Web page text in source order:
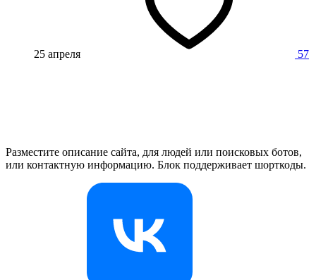
25 апреля 57
Разместите описание сайта, для людей или поисковых ботов,
или контактную информацию. Блок поддерживает шорткоды.